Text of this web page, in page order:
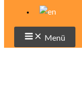
Menü